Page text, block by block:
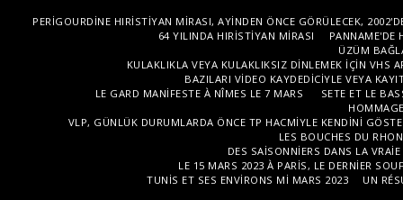
PERIGOURDINE HIRISTIYAN MIRASI, AYINDEN ÖNCE GÖRÜLECEK,
64 YILINDA HIRISTIYAN MIRASI
PANNAME'DE
ÜZÜM
KULAKLIKLA VEYA KULAKLIKSIZ DINLEMEK IÇIN VHS
BAZILARI VIDEO KAYDEDICIYLE VEYA
LE GARD MANIFESTE À NÎMES LE 7 MARS
SETE ET LE
VLP, GÜNLÜK DURUMLARDA ÖNCE TP HACMIYLE KENDINI
LES BOUCHES DU
DES SAISONNIERS DANS LA
LE 15 MARS 2023 À PARIS, LE DERNIER
TUNIS ET SES ENVIRONS MI MARS 2023
UN